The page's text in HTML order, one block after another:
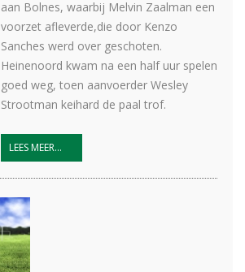
aan Bolnes, waarbij Melvin Zaalman een
voorzet afleverde,die door Kenzo
Sanches werd over geschoten.
Heinenoord kwam na een half uur spelen
goed weg, toen aanvoerder Wesley
Strootman keihard de paal trof.
LEES MEER...